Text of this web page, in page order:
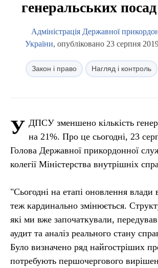
генеральських
Адміністрація Державної
України, опубліковано 23 серпня
Закон і право Нагляд і контроль
У ДПСУ зменшено кількість
на 21%. Про це сьогодні, 23
Голова Державної прикордонної
колегії Міністерства внутрішніх
"Сьогодні на етапі оновлення
теж кардинально змінюється.
які ми вже започаткували,
аудит та аналіз реального стану
Було визначено ряд найгостріших
потребують першочергового